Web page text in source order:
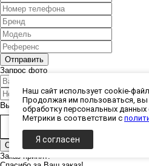
Запрос фото
Выберите способ получения фото:
Заказ принят!
Наш сайт использует cookie-
Продолжая им пользоваться, вы
обработку персональных
Метрики в соответствии с
Я согласен